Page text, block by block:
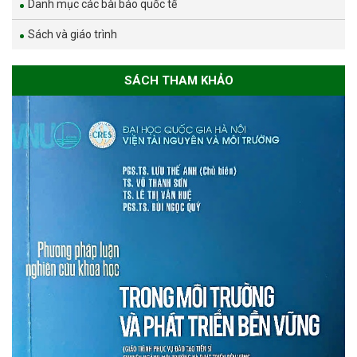
Danh mục các bài báo quốc tế
Sách và giáo trình
SÁCH THAM KHẢO